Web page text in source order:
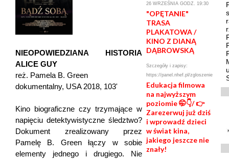
NIEOPOWIEDZIANA HISTORIA
ALICE GUY
reż. Pamela B. Green
dokumentalny, USA 2018, 103'
Kino biograficzne czy trzymające w
napięciu detektywistyczne śledztwo?
Dokument zrealizowany przez
Pamelę B. Green łączy w sobie
elementy jednego i drugiego. Nie
26 WRZEŚNIA GODZ. 19:30
"OPĘTANIE"
TRASA
PLAKATOWA /
KINO Z DIANĄ
DĄBROWSKĄ
Szczegóły i zapisy:
https://panel.nhef.pl/zgloszenie
Edukacja filmowa
na najwyższym
poziomie 🤭👇/ 👉
Zarezerwuj już dziś
i wprowadź dzieci
w świat kina,
jakiego jeszcze nie
znały!